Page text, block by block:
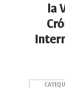
Navigation
Content
la